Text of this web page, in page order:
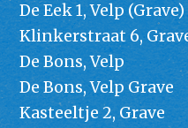
De Eek 1, Velp (Grave)
Klinkerstraat 6,
De Bons, Velp
De Bons, Velp Grave
Kasteeltje 2, Grave